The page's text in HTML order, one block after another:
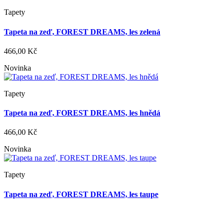
Tapety
Tapeta na zeď, FOREST DREAMS, les zelená
466,00 Kč
Novinka
Tapety
Tapeta na zeď, FOREST DREAMS, les hnědá
466,00 Kč
Novinka
Tapety
Tapeta na zeď, FOREST DREAMS, les taupe